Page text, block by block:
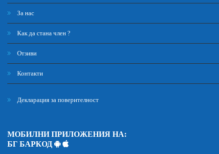
За нас
Как да стана член ?
Отзиви
Контакти
Декларация за поверителност
МОБИЛНИ ПРИЛОЖЕНИЯ НА:
БГ БАРКОД